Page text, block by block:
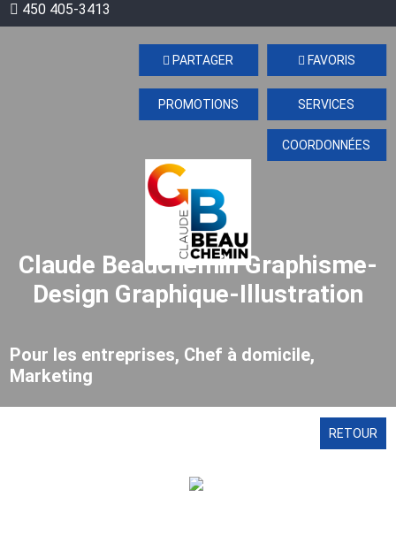
450 405-3413
Claude Beauchemin Graphisme-
Design Graphique-Illustration
Pour les entreprises, Chef à domicile,
Marketing
FAVORIS
PARTAGER
SERVICES
PROMOTIONS
COORDONNÉES
RETOUR